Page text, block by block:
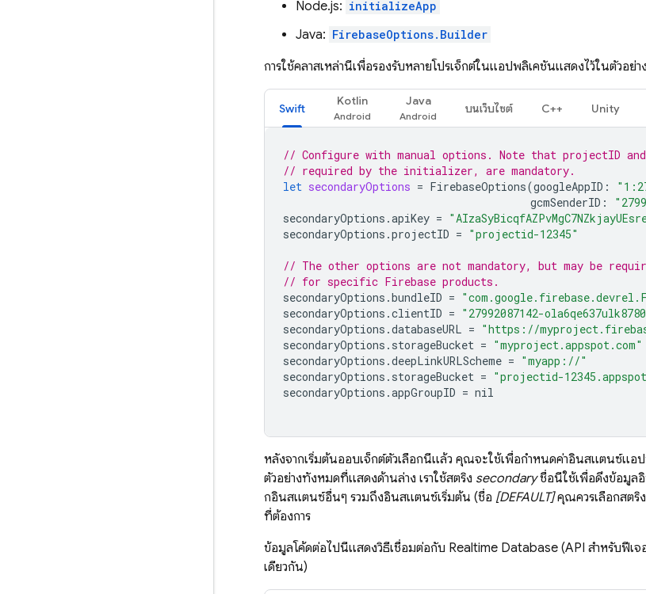
Node.js: initializeApp
Java: FirebaseOptions.Builder
การใช้คลาสเหล่านี้เพื่อรองรับหลายโปรเจ็กต์ในแอปพลิเคชันแสดงไว้ในตัวอย่
Swift
Kotlin Java
บนเว็บไซต์ C++ Unity
// Configure with manual options. Note that projectID
// required by the initializer, are mandatory.
let secondaryOptions = FirebaseOptions(googleAppID :
gcmSenderID :
secondaryOptions .apiKey =
secondaryOptions .projectID = "projectid-12345"
// The other options are not mandatory, but may be
// for specific Firebase products.
secondaryOptions .bundleID =
secondaryOptions .clientID = "27992087142-
secondaryOptions .databaseURL = "https://
secondaryOptions . storageBucket = "myproject.appspot.com"
secondaryOptions .deepLinkURLScheme = "myapp://"
secondaryOptions . storageBucket = "projectid-
secondaryOptions .appGroupID = nil
หลังจากเริ่มต้นออบเจ็กต์ตัวเลือกนี้แล้ว คุณจะใช้เพื่อกำหนดค่าอินสแตนซ์แอ
ตัวอย่างทั้งหมดที่แสดงด้านล่าง เราใช้สตริง secondaryชื่อนี้ใช้เพื่อดึงข้อมูล
กอินสแตนซ์อื่นๆ รวมถึงอินสแตนซ์เริ่มต้น (ชื่อ [DEFAULT]คุณควรเลือกสตริ
ที่ต้องการ
ข้อมูลโค้ดต่อไปนี้แสดงวิธีเชื่อมต่อกับ Realtime Database (API สำหรับฟีเ
เดียวกัน)